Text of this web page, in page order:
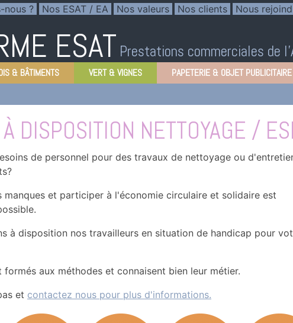
nous ? Nos ESAT / EA Nos valeurs Nos clients Nous
ESAT Prestations commerciales de
& BÂTIMENTS VERT & VIGNES
PAPETERIE & OBJET PUBLICITAIRE
DISPOSITION NETTOYAGE /
de personnel pour des travaux de nettoyage ou
manques et participer à l'économie circulaire et solidaire est
à disposition nos travailleurs en situation de handicap pour
formés aux méthodes et connaisent bien leur métier.
et contactez nous pour plus d'informations.